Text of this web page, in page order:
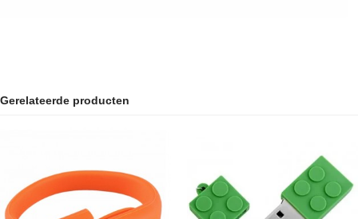
Gerelateerde producten